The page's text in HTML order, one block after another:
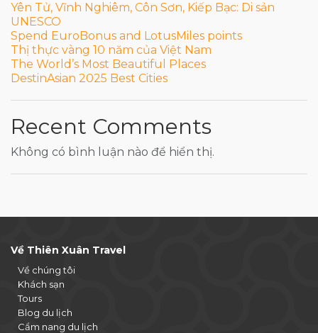
Yên Tử, Vĩnh Nghiêm, Côn Sơn, Kiếp Bạc: Di sản
UNESCO
Spend EuroBonus and LotusMiles points
Thị thực vàng 10 năm của Việt Nam
The World’s Most Beautiful Places
DestinAsian 2025 Best Cities
Recent Comments
Không có bình luận nào để hiển thị.
Về Thiên Xuân Travel
Về chúng tôi
Khách sạn
Tours
Blog du lịch
Cẩm nang du lịch